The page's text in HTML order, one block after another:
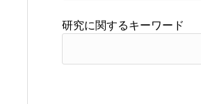
研究に関するキーワード